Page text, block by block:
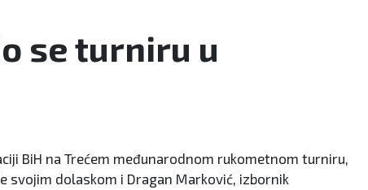
se turniru u
BiH na Trećem međunarodnom rukometnom turniru,
svojim dolaskom i Dragan Marković, izbornik